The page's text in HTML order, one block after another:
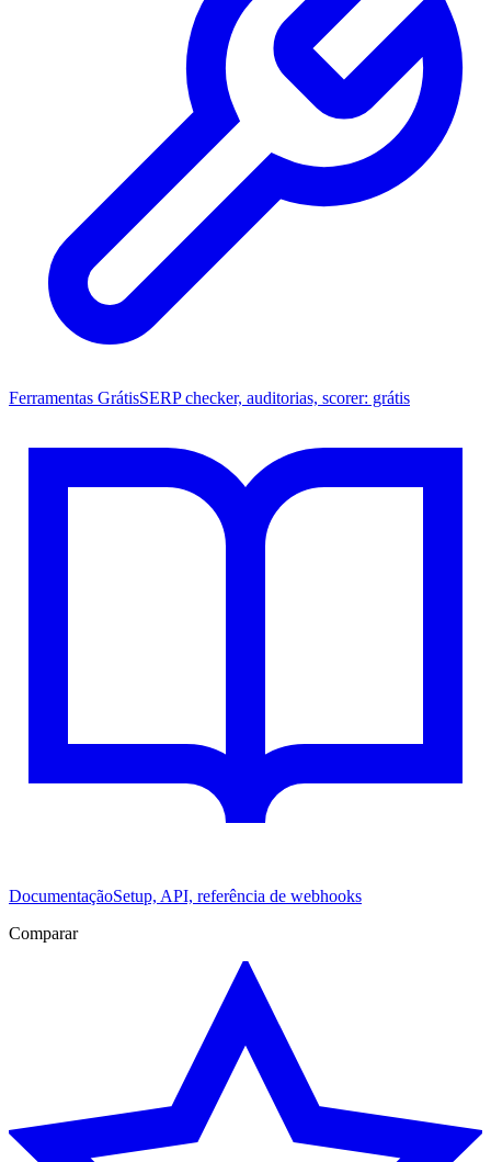
Ferramentas GrátisSERP checker, auditorias, scorer: grátis
DocumentaçãoSetup, API, referência de webhooks
Comparar